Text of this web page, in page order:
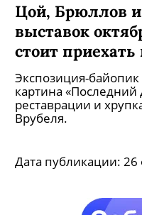
Цой, Брюллов и
выставок
стоит приехать
Экспозиция-
картина
реставрации и
Врубеля.
Дата публикации: 26